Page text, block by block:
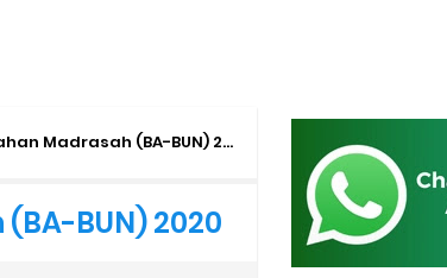
Madrasah (BA-BUN) 2020
BUN) 2020